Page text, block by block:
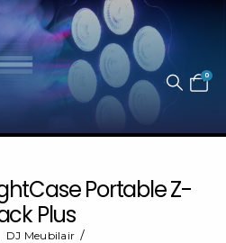
0
Portable Z-
Plus
DJ Meubilair